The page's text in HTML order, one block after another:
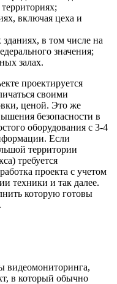
включая цеха и
в том числе на
значения;
залах.
проектируется
своими
ценой. Это же
безопасности в
оборудования с 3-4
Если
территории
требуется
проекта с учетом
техники и так далее.
которую готовы
в который обычно